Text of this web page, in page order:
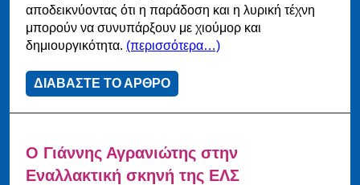
αποδεικνύοντας ότι η παράδοση και η λυρική τέχνη
μπορούν να συνυπάρξουν με χιούμορ και
δημιουργικότητα. (περισσότερα…)
ΔΙΑΒΑΣΤΕ ΤΟ ΑΡΘΡΟ
Ο Γιάννης Αγρανιώτης στην
Εναλλακτική σκηνή της ΕΛΣ